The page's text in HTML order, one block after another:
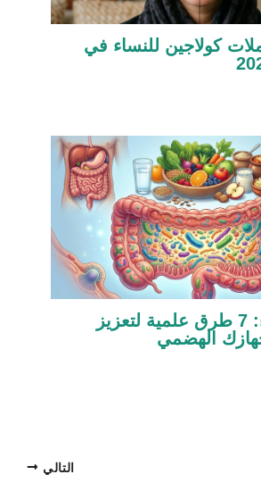
مكملات كولاجين للنساء في
صحة الأمعاء: 7 طرق علمية لتعزيز
الهضمي
التالي